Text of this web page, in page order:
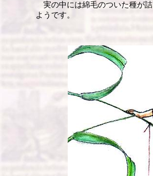
実の中には綿毛のついた種が
ようです。